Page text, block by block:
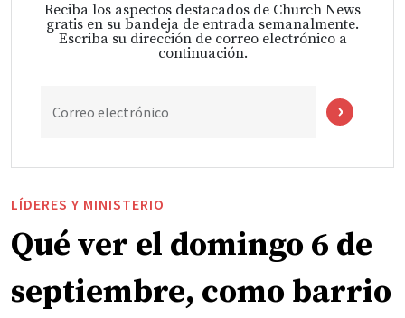
Reciba los aspectos destacados de Church News
gratis en su bandeja de entrada semanalmente.
Escriba su dirección de correo electrónico a
continuación.
Correo electrónico
LÍDERES Y MINISTERIO
Qué ver el domingo 6 de
septiembre, como barrio